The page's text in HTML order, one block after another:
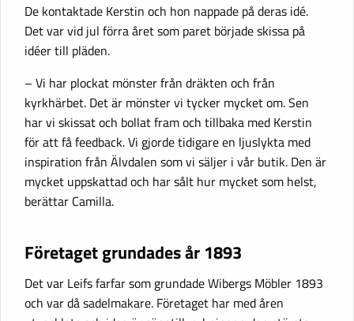
De kontaktade Kerstin och hon nappade på deras idé.
Det var vid jul förra året som paret började skissa på
idéer till pläden.
– Vi har plockat mönster från dräkten och från
kyrkhärbet. Det är mönster vi tycker mycket om. Sen
har vi skissat och bollat fram och tillbaka med Kerstin
för att få feedback. Vi gjorde tidigare en ljuslykta med
inspiration från Älvdalen som vi säljer i vår butik. Den är
mycket uppskattad och har sålt hur mycket som helst,
berättar Camilla.
Företaget grundades år 1893
Det var Leifs farfar som grundade Wibergs Möbler 1893
och var då sadelmakare. Företaget har med åren